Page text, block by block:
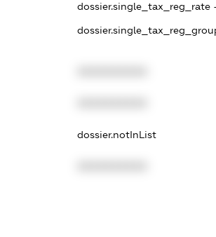
dossier.single_tax_reg_rate
dossier.notInList